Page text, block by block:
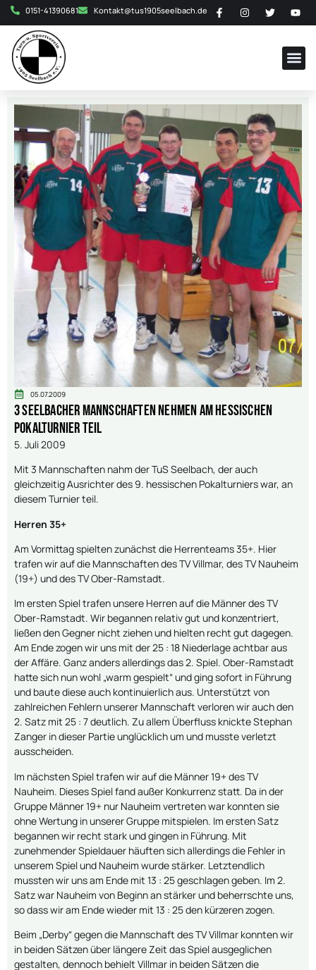
0151-41390681 Kontakt@tus1905seelbach.de
05.07.2009
3 Seelbacher Mannschaften nehmen am hessischen
Pokalturnier teil
5. Juli 2009
Mit 3 Mannschaften nahm der TuS Seelbach, der auch
gleichzeitig Ausrichter des 9. hessischen Pokalturniers war, an
diesem Turnier teil.
Herren 35+
Am Vormittag spielten zunächst die Herrenteams 35+. Hier
trafen wir auf die Mannschaften des TV Villmar, des TV Nauheim
(19+) und des TV Ober-Ramstadt.
Im ersten Spiel trafen unsere Herren auf die Männer des TV
Ober-Ramstadt. Wir begannen relativ gut und konzentriert,
ließen den Gegner nicht ziehen und hielten recht gut dagegen.
Am Ende zogen wir uns mit der 25 : 18 Niederlage achtbar aus
der Affäre. Ganz anders allerdings das 2. Spiel. Ober-Ramstadt
hatte sich nun wohl „warm gespielt“ und ging sofort in Führung
und baute diese auch kontinuierlich aus. Unterstützt von
zahlreichen Fehlern unserer Mannschaft verloren wir auch den
2. Satz mit 25 : 7 deutlich. Zu allem Überfluss knickte Stephan
Zanger in dieser Partie unglücklich um und musste verletzt
ausscheiden.
Im nächsten Spiel trafen wir auf die Männer 19+ des TV
Nauheim. Dieses Spiel fand außer Konkurrenz statt. Da in der
Gruppe Männer 19+ nur Nauheim vertreten war konnten sie
ohne Wertung in unserer Gruppe mitspielen. Im ersten Satz
begannen wir recht stark und gingen in Führung. Mit
zunehmender Spieldauer häuften sich allerdings die Fehler in
unserem Spiel und Nauheim wurde stärker. Letztendlich
mussten wir uns am Ende mit 13 : 25 geschlagen geben. Im 2.
Satz war Nauheim von Beginn an stärker und beherrschte uns,
so dass wir am Ende wieder mit 13 : 25 den kürzeren zogen.
Beim „Derby“ gegen die Mannschaft des TV Villmar konnten wir
in beiden Sätzen über längere Zeit das Spiel ausgeglichen
gestalten, dennoch behielt Villmar in beiden Sätzen die